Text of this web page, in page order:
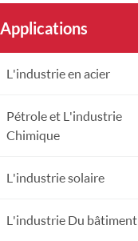
Applications
L'industrie en acier
Pétrole et L'industrie
Chimique
L'industrie solaire
L'industrie Du bâtiment